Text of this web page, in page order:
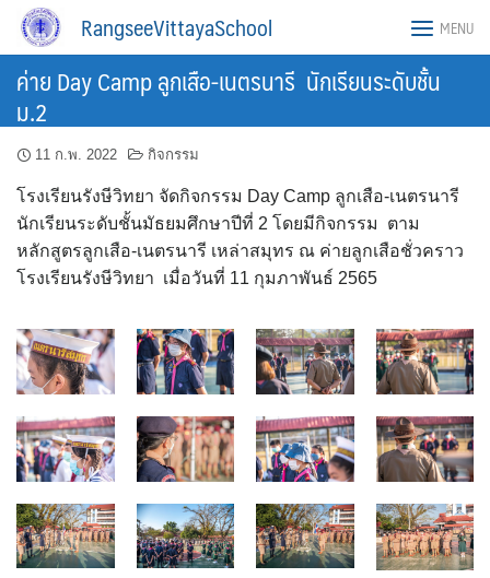
Skip
content
RangseeVittayaSchool MENU
ค่าย Day Camp ลูกเสือ-เนตรนารี นักเรียนระดับชั้น
ม.2
11 ก.พ. 2022 กิจกรรม
โรงเรียนรังษีวิทยา จัดกิจกรรม Day Camp ลูกเสือ-เนตรนารี
นักเรียนระดับชั้นมัธยมศึกษาปีที่ 2 โดยมีกิจกรรม ตาม
หลักสูตรลูกเสือ-เนตรนารี เหล่าสมุทร ณ ค่ายลูกเสือชั่วคราว
โรงเรียนรังษีวิทยา เมื่อวันที่ 11 กุมภาพันธ์ 2565